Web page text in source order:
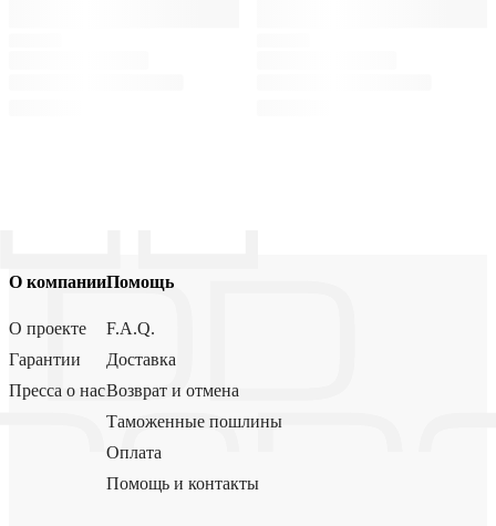
О компании
О проекте
Гарантии
Пресса о нас
Помощь
F.A.Q.
Доставка
Возврат и отмена
Таможенные пошлины
Оплата
Помощь и контакты